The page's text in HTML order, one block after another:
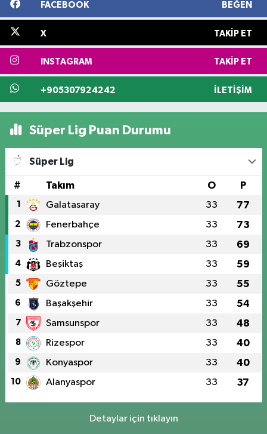
FACEBOOK BEĞEN
X TAKIP ET
INSTAGRAM TAKIP ET
+905307924242 İLETIŞIM
Süper Lig Puan Durumu
Süper Lig
# Takım O P
1 Galatasaray 33 77
2 Fenerbahçe 33 73
3 Trabzonspor 33 69
4 Beşiktaş 33 59
5 Göztepe 33 55
6 Başakşehir 33 54
7 Samsunspor 33 48
8 Rizespor 33 40
9 Konyaspor 33 40
10 Alanyaspor 33 37
Detaylar için tıklayın